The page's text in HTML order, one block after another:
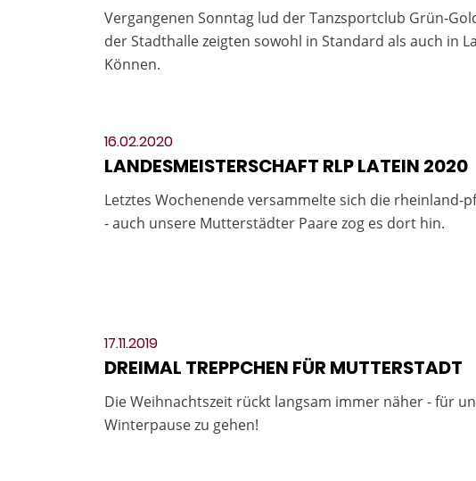
Vergangenen Sonntag lud der Tanzsportclub Grün-
der Stadthalle zeigten sowohl in Standard als auch in
Können.
16.02.2020
LANDESMEISTERSCHAFT RLP LATEIN 2020
Letztes Wochenende versammelte sich die rheinland-
- auch unsere Mutterstädter Paare zog es dort hin.
17.11.2019
DREIMAL TREPPCHEN FÜR MUTTERSTADT
Die Weihnachtszeit rückt langsam immer näher - für
Winterpause zu gehen!